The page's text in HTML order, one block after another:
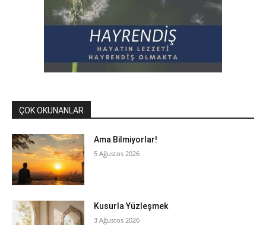
ÇOK OKUNANLAR
Ama Bilmiyorlar!
5 Ağustos 2026
Kusurla Yüzleşmek
3 Ağustos 2026